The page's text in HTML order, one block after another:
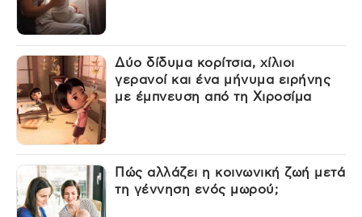
Δύο δίδυμα κορίτσια, χίλιοι
γερανοί και ένα μήνυμα ειρήνης
με έμπνευση από τη Χιροσίμα
Πώς αλλάζει η κοινωνική ζωή μετά
τη γέννηση ενός μωρού;